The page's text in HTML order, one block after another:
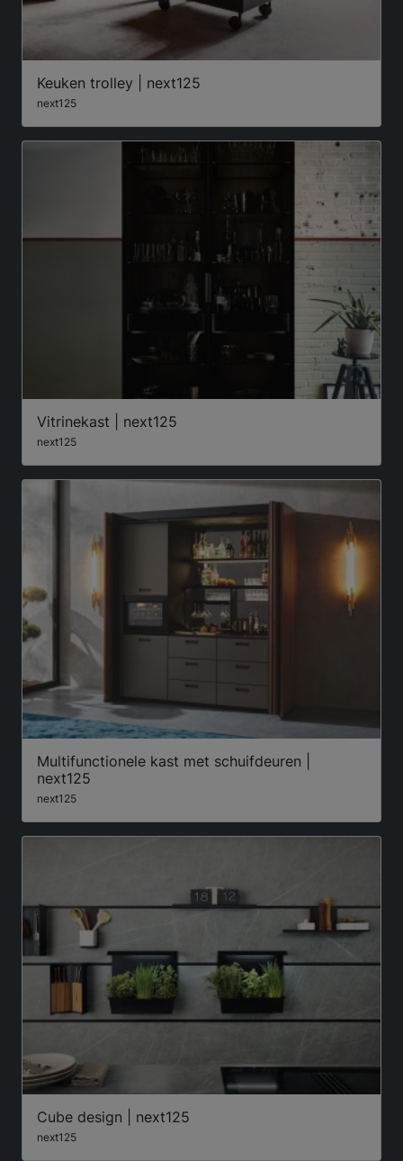
Keuken trolley | next125
next125
Vitrinekast | next125
next125
Multifunctionele kast met schuifdeuren |
next125
next125
Cube design | next125
next125